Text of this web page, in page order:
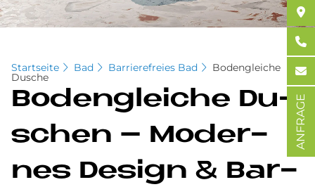
Startseite Bad Barrierefreies Bad Bodengleiche
Dusche
Bo­den­gleiche Du­
schen – Mo­der­
nes De­sign & Bar­
ANFRAGE